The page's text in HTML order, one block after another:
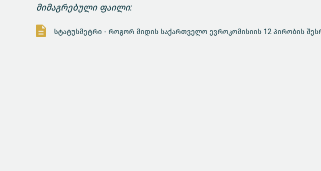
მიმაგრებული ფაილი:
სტატუსმეტრი - როგორ მიდის საქართველო ევროკომისიის 12 პირობის